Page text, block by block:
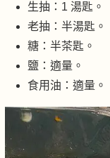
生抽：1 湯匙。
老抽：半湯匙。
糖：半茶匙。
鹽：適量。
食用油：適量。